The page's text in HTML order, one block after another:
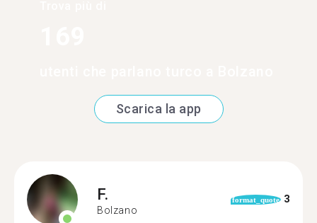
Scarica la app
F.
Bolzano
format_quote 3